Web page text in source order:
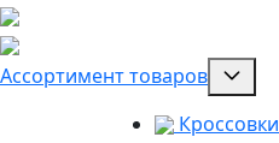
Ассортимент товаров
Кроссовки